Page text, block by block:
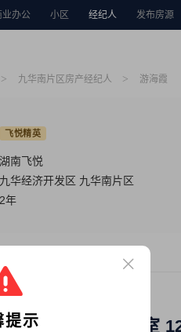
业办公 小区 经纪人 发布房源
> 九华南片区房产经纪人 > 游海霞
飞悦精英
湖南飞悦
九华经济开发区 九华南片区
2年
新景未来城 3室
提示